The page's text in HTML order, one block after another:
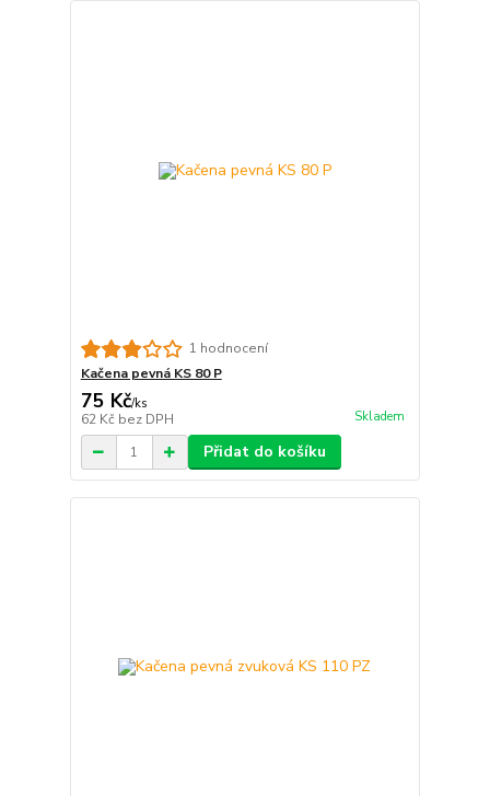
1 hodnocení
Kačena pevná KS 80 P
75 Kč/ks
62 Kč bez DPH Skladem
Přidat do košíku